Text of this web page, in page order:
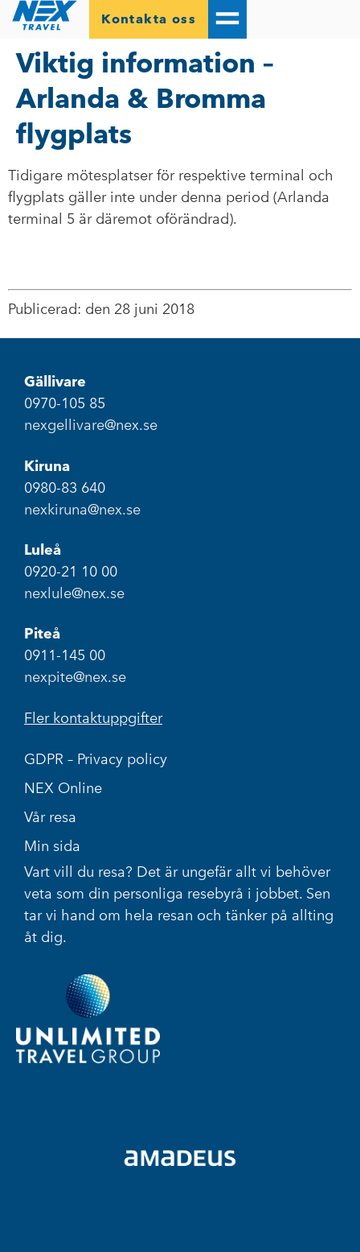
Kontakta oss
Viktig information –
Arlanda & Bromma
flygplats
Tidigare mötesplatser för respektive terminal och
flygplats gäller inte under denna period (Arlanda
terminal 5 är däremot oförändrad).
Publicerad: den 28 juni 2018
Gällivare
0970-105 85
nexgellivare@nex.se
Kiruna
0980-83 640
nexkiruna@nex.se
Luleå
0920-21 10 00
nexlule@nex.se
Piteå
0911-145 00
nexpite@nex.se
Fler kontaktuppgifter
GDPR – Privacy policy
NEX Online
Vår resa
Min sida
Vart vill du resa? Det är ungefär allt vi behöver
veta som din personliga resebyrå i jobbet. Sen
tar vi hand om hela resan och tänker på allting
åt dig.